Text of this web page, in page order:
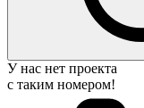
У нас нет проекта
с таким номером!